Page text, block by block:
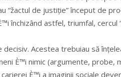
“žactul de justiție” început de
închizând astfel, triumfal, cercul
Acestea trebuiau să
È™i nimic (argumente, probe,
È™i a imaginii sociale